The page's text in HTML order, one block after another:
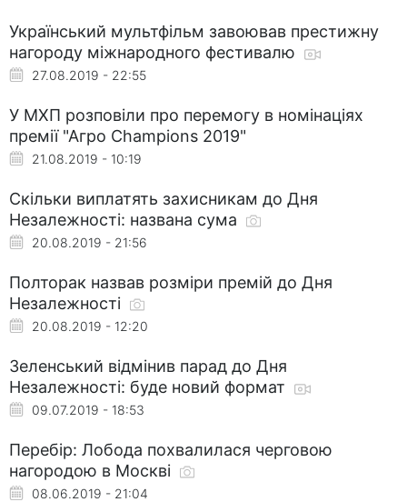
Український мультфільм завоював престижну
нагороду міжнародного фестивалю
27.08.2019 - 22:55
У МХП розповіли про перемогу в номінаціях
премії "Агро Champions 2019"
21.08.2019 - 10:19
Скільки виплатять захисникам до Дня
Незалежності: названа сума
20.08.2019 - 21:56
Полторак назвав розміри премій до Дня
Незалежності
20.08.2019 - 12:20
Зеленський відмінив парад до Дня
Незалежності: буде новий формат
09.07.2019 - 18:53
Перебір: Лобода похвалилася черговою
нагородою в Москві
08.06.2019 - 21:04